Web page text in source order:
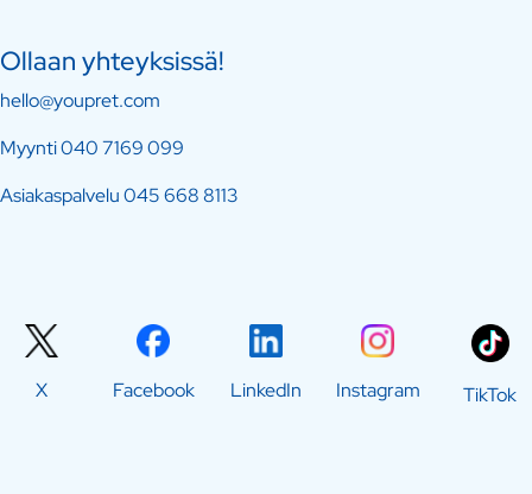
Ollaan yhteyksissä!
hello@youpret.com
Myynti040 7169 099
Asiakaspalvelu045 668 8113
X Facebook LinkedIn Instagram TikTok